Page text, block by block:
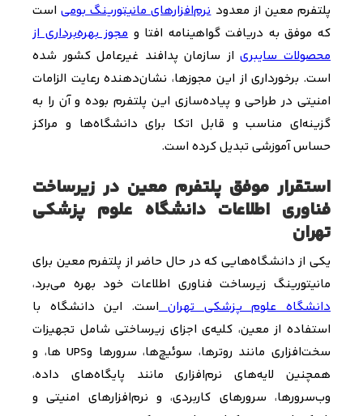
پلتفرم معین از معدودنرم‌افزارهای مانیتورینگ بومیاست
که موفق به دریافت گواهینامه افتا ومجوز بهره‌برداری از
محصولات سایبریاز سازمان پدافند غیرعامل کشور شده
است. برخورداری از این مجوزها، نشان‌دهنده رعایت الزامات
امنیتی در طراحی و پیاده‌سازی این پلتفرم بوده و آن را به
گزینه‌ای مناسب و قابل اتکا برای دانشگاه‌ها و مراکز
حساس آموزشی تبدیل کرده است.
استقرار موفق پلتفرم معین در زیرساخت
فناوری اطلاعات دانشگاه علوم پزشکی
تهران
یکی از دانشگاه‌هایی که در حال حاضر از پلتفرم معین برای
مانیتورینگ زیرساخت فناوری اطلاعات خود بهره می‌برد،
دانشگاه علوم پزشکی تهراناست. این دانشگاه با
استفاده از معین، کلیه‌ی اجزای زیرساختی شامل تجهیزات
سخت‌افزاری مانند روترها، سوئیچ‌ها، سرورها وUPS ها، و
همچنین لایه‌های نرم‌افزاری مانند پایگاه‌های داده،
وب‌سرورها، سرورهای کاربردی، و نرم‌افزارهای امنیتی و